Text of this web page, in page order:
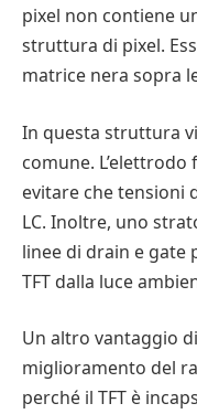
pixel non contiene
struttura di pixel.
matrice nera sopra
In questa struttura
comune.
evitare che tensioni
LC. Inoltre, uno
linee di drain e gate
TFT dalla luce
Un altro vantaggio
miglioramento del
perché il TFT è